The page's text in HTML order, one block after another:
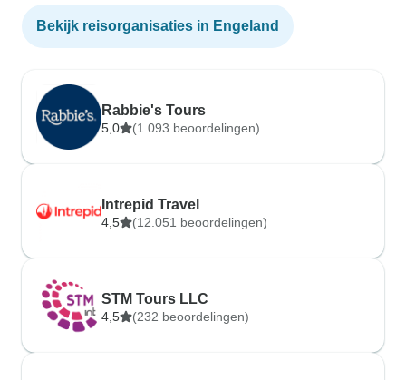
Bekijk reisorganisaties in Engeland
Rabbie's Tours
5,0 (1.093 beoordelingen)
Intrepid Travel
4,5 (12.051 beoordelingen)
STM Tours LLC
4,5 (232 beoordelingen)